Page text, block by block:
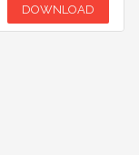
DOWNLOAD